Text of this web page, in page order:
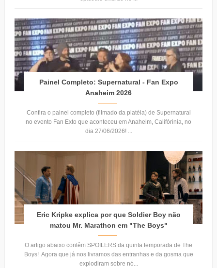
Painel Completo: Supernatural - Fan Expo
Anaheim 2026
Confira o painel completo (filmado da platéia) de Supernatural
no evento Fan Exto que aconteceu em Anaheim, Califórinia, no
dia 27/06/2026! ...
Eric Kripke explica por que Soldier Boy não
matou Mr. Marathon em "The Boys"
O artigo abaixo contêm SPOILERS da quinta temporada de The
Boys! Agora que já nos livramos das entranhas e da gosma que
explodiram sobre nó...